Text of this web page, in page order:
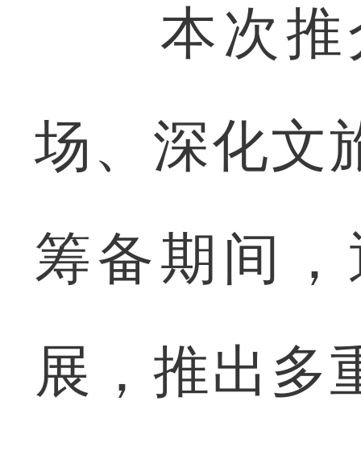
本次推介
场、深化文
筹备期间
展，推出多